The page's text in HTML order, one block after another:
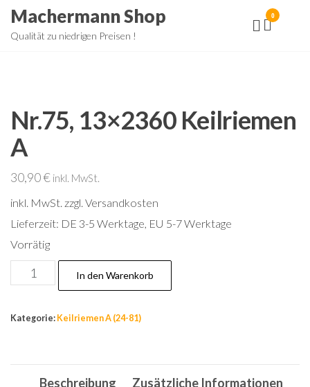
ZumMachermann Shop
Qualität zu niedrigen Preisen !
0
Nr.75, 13×2360 Keilriemen
A
30,90€ inkl. MwSt.
inkl. MwSt. zzgl. Versandkosten
Lieferzeit: DE 3-5 Werktage, EU 5-7 Werktage
Vorrätig
Nr.75,
13x2360
In den Warenkorb
Kategorie: Keilriemen A (24-81)
Beschreibung Zusätzliche Informationen